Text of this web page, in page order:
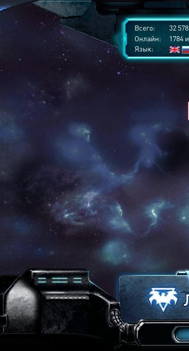
Всего:
32
Онлайн:
1784
Язык: